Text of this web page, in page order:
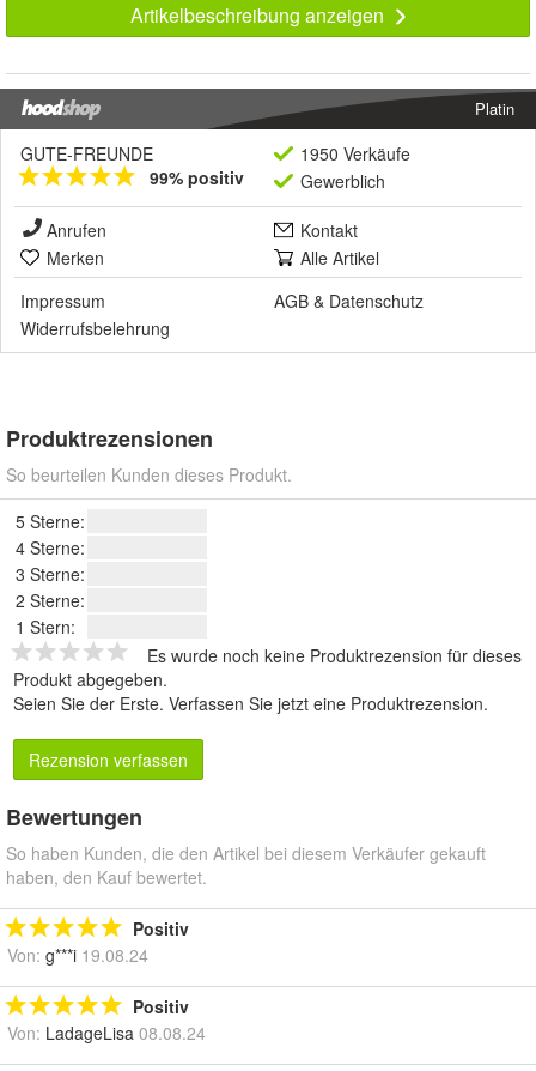
Artikelbeschreibung anzeigen
Platin
GUTE-FREUNDE
99% positiv
1950 Verkäufe
Gewerblich
Anrufen
Kontakt
Merken
Alle Artikel
Impressum
AGB & Datenschutz
Widerrufsbelehrung
Produktrezensionen
So beurteilen Kunden dieses Produkt.
5 Sterne:
4 Sterne:
3 Sterne:
2 Sterne:
1 Stern:
Es wurde noch keine Produktrezension für dieses
Produkt abgegeben.
Seien Sie der Erste. Verfassen Sie jetzt eine Produktrezension.
Rezension verfassen
Bewertungen
So haben Kunden, die den Artikel bei diesem Verkäufer gekauft
haben, den Kauf bewertet.
Positiv
Von: g***i 19.08.24
Positiv
Von: LadageLisa 08.08.24